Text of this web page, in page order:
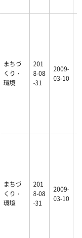
まちづ
くり・
環境
201
8-08
-31
2009-
03-10
まちづ
くり・
環境
201
8-08
-31
2009-
03-10